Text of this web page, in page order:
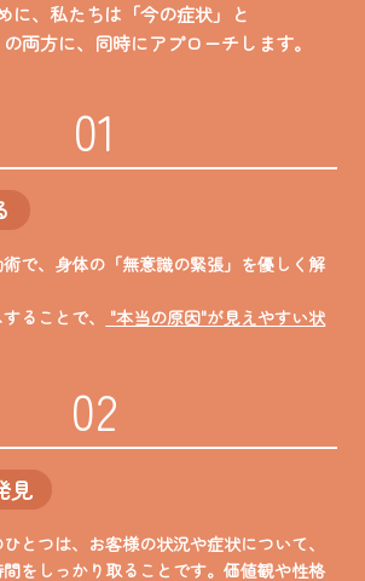
に、私たちは「今の症状」と
の両方に、同時にアプローチします。
01
で、身体の「無意識の緊張」を優しく解
ることで、
"本当の原因"が見えやすい状
02
見
ひとつは、お客様の状況や症状について、
をしっかり取ることです。価値観や性格